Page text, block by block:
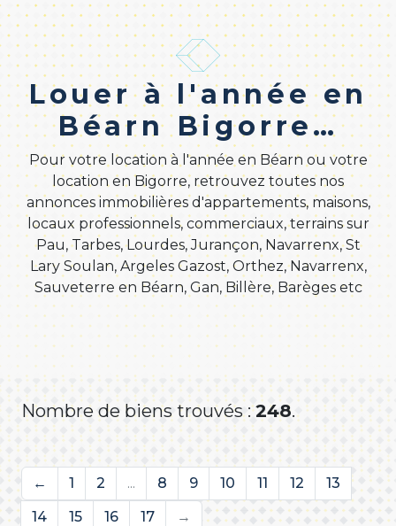
Louer à l'année en
Béarn Bigorre…
Pour votre location à l'année en Béarn ou votre
location en Bigorre, retrouvez toutes nos
annonces immobilières d'appartements, maisons,
locaux professionnels, commerciaux, terrains sur
Pau, Tarbes, Lourdes, Jurançon, Navarrenx, St
Lary Soulan, Argeles Gazost, Orthez, Navarrenx,
Sauveterre en Béarn, Gan, Billère, Barèges etc
Nombre de biens trouvés :248.
← 1 2 ... 8 9 10 11 12
13
14
15 16 17 →